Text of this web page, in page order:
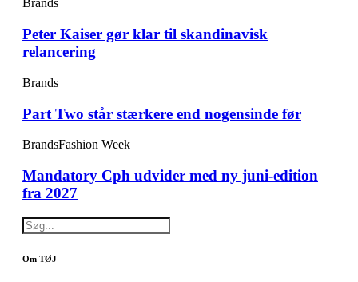
Brands
Peter Kaiser gør klar til skandinavisk
relancering
Brands
Part Two står stærkere end nogensinde før
BrandsFashion Week
Mandatory Cph udvider med ny juni-edition
fra 2027
Om TØJ